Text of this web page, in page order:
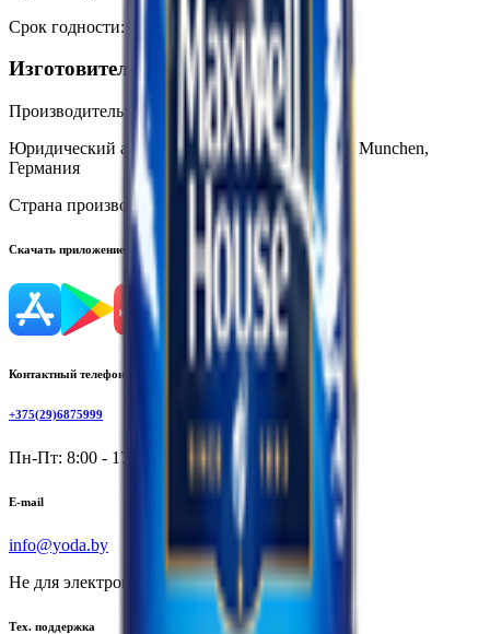
Срок годности:
Изготовитель
Производитель:
Alois Dallmayr, Dienarstrasse
Юридический адрес:
Dienerstrasse 14-15, 80331 Munchen,
Германия
Страна производства:
Германия
Скачать приложение
Контактный телефон
+375(29)6875999
Пн-Пт: 8:00 - 17:00
E-mail
info@yoda.by
Не для электронных обращений
Тех. поддержка